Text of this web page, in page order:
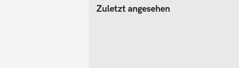
Zuletzt angesehen